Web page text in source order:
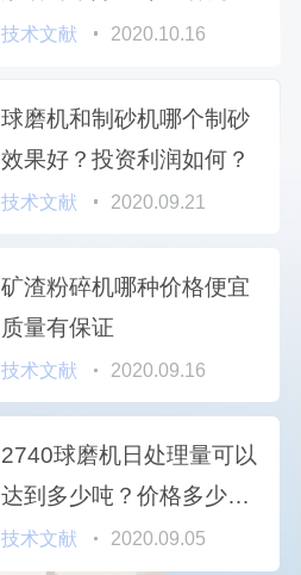
家为您解析
技术文献 2020.10.16
球磨机和制砂机哪个制砂
效果好？投资利润如何？
技术文献 2020.09.21
矿渣粉碎机哪种价格便宜
质量有保证
技术文献 2020.09.16
2740球磨机日处理量可以
达到多少吨？价格多少
钱？
技术文献 2020.09.05